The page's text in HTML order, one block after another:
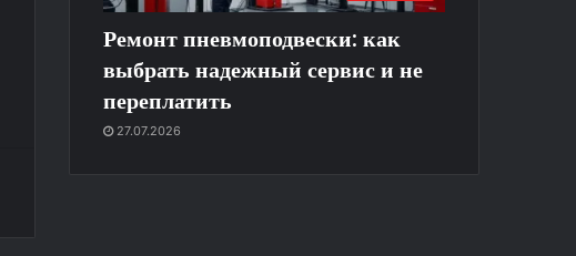
Ремонт пневмоподвески: как
выбрать надежный сервис и не
переплатить
27.07.2026